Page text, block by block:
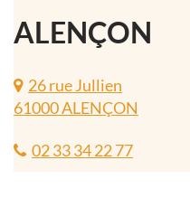
ALENÇON
26 rue Jullien
61000 ALENÇON
02 33 34 22 77